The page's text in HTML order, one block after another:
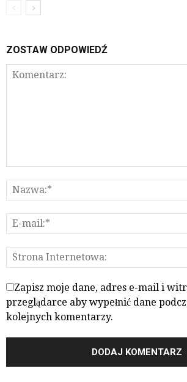
ZOSTAW ODPOWIEDŹ
Zapisz moje dane, adres e-mail i
przeglądarce aby wypełnić dane
kolejnych komentarzy.